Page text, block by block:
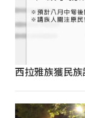
西拉雅族獲民